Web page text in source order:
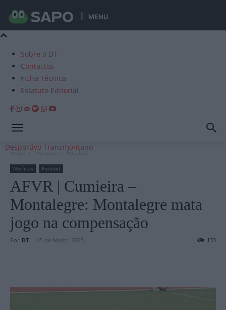
MENU
Sobre o DT
Contactos
Ficha Técnica
Estatuto Editorial
Desportivo Transmontano
Início Notícias Futebol
Notícias Futebol
AFVR | Cumieira –
Montalegre: Montalegre mata
jogo na compensação
Por DT - 25 de Março, 2025 133